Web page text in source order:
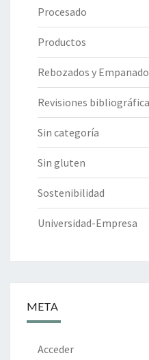
Procesado
Productos
Rebozados y
Revisiones
Sin categoría
Sin gluten
Sostenibilidad
Universidad-Empresa
META
Acceder